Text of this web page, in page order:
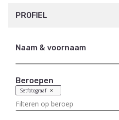
PROFIEL
Naam & voornaam
Beroepen
Setfotograaf